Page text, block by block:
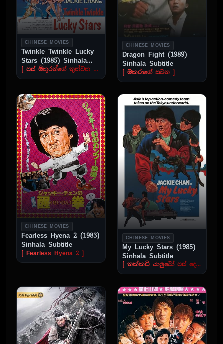
CHINESE MOVIES
Twinkle Twinkle Lucky
Stars (1985) Sinhala
Subtitle
[ පස් මිතුරන්ගේ තුන්වන මෙහෙයුම ]
CHINESE MOVIES
Dragon Fight (1989)
Sinhala Subtitle
[ මකරාගේ සටන ]
CHINESE MOVIES
Fearless Hyena 2 (1983)
Sinhala Subtitle
[ Fearless Hyena 2 ]
CHINESE MOVIES
My Lucky Stars (1985)
Sinhala Subtitle
[ තක්කඩි යාලුවෝ පස් දෙනා 2 ]